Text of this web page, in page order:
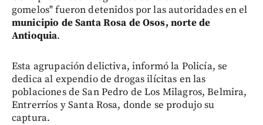
gomelos" fueron detenidos por las autoridades en el
municipio de Santa Rosa de Osos, norte de
Antioquia.
Esta agrupación delictiva, informó la Policía, se
dedica al expendio de drogas ilícitas en las
poblaciones de San Pedro de Los Milagros, Belmira,
Entrerríos y Santa Rosa, donde se produjo su
captura.